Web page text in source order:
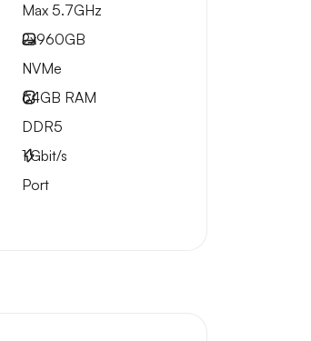
Max 5.7GHz
2x960GB
NVMe
64GB RAM
DDR5
1Gbit/s
Port